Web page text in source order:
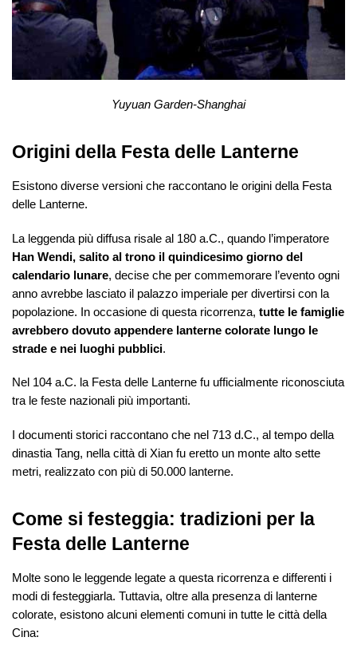
Yuyuan Garden-Shanghai
Origini della Festa delle Lanterne
Esistono diverse versioni che raccontano le origini della Festa
delle Lanterne.
La leggenda più diffusa risale al 180 a.C., quando l’imperatore
Han Wendi, salito al trono il quindicesimo giorno del
calendario lunare, decise che per commemorare l’evento ogni
anno avrebbe lasciato il palazzo imperiale per divertirsi con la
popolazione. In occasione di questa ricorrenza, tutte le famiglie
avrebbero dovuto appendere lanterne colorate lungo le
strade e nei luoghi pubblici.
Nel 104 a.C. la Festa delle Lanterne fu ufficialmente riconosciuta
tra le feste nazionali più importanti.
I documenti storici raccontano che nel 713 d.C., al tempo della
dinastia Tang, nella città di Xian fu eretto un monte alto sette
metri, realizzato con più di 50.000 lanterne.
Come si festeggia: tradizioni per la
Festa delle Lanterne
Molte sono le leggende legate a questa ricorrenza e differenti i
modi di festeggiarla. Tuttavia, oltre alla presenza di lanterne
colorate, esistono alcuni elementi comuni in tutte le città della
Cina: